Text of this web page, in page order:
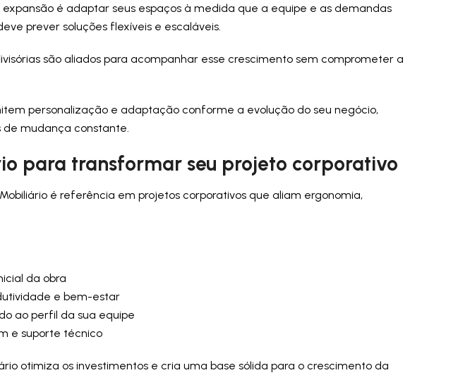
é adaptar seus espaços à medida que a equipe e as demandas
prever soluções flexíveis e escaláveis.
são aliados para acompanhar esse crescimento sem comprometer a
personalização e adaptação conforme a evolução do seu negócio,
mudança constante.
para transformar seu projeto corporativo
é referência em projetos corporativos que aliam ergonomia,
da obra
e bem-estar
ao perfil da sua equipe
e suporte técnico
otimiza os investimentos e cria uma base sólida para o crescimento da